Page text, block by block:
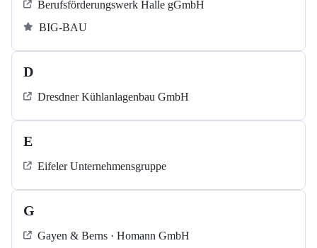
Berufsförderungswerk Halle gGmbH
BIG-BAU
D
Dresdner Kühlanlagenbau GmbH
E
Eifeler Unternehmensgruppe
G
Gayen & Berns · Homann GmbH